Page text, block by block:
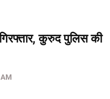
कुरुद पुलिस की